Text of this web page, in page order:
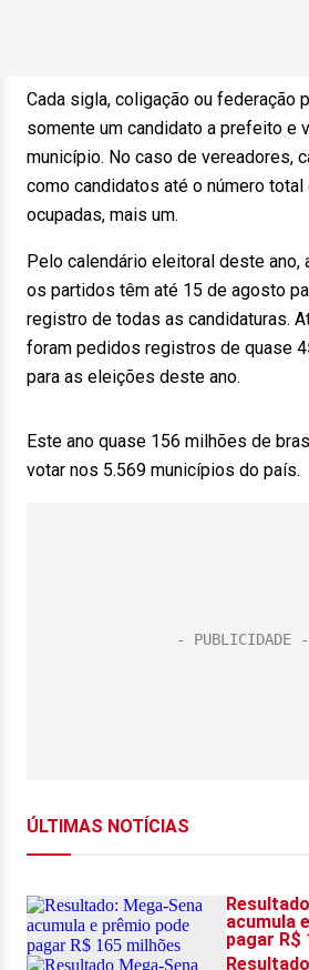
Cada sigla, coligação ou federação
somente um candidato a prefeito e
município. No caso de vereadores,
como candidatos até o número
ocupadas, mais um.
Pelo calendário eleitoral deste ano,
os partidos têm até 15 de agosto
registro de todas as candidaturas.
foram pedidos registros de quase
para as eleições deste ano.
Este ano quase 156 milhões de
votar nos 5.569 municípios do país.